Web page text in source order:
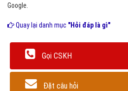
Google.
Quay lại danh mục "Hỏi đáp là gì"
Gọi CSKH
Đặt câu hỏi